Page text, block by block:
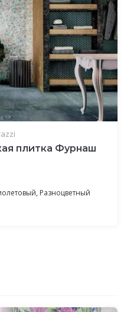
плитка Фурнаш
Разноцветный